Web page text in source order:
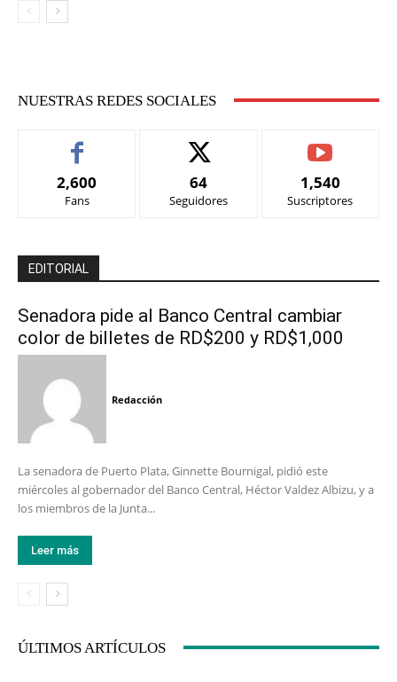
NUESTRAS REDES SOCIALES
2,600
Fans
64
Seguidores
1,540
Suscriptores
EDITORIAL
Senadora pide al Banco Central cambiar
color de billetes de RD$200 y RD$1,000
Redacción
La senadora de Puerto Plata, Ginnette Bournigal, pidió este
miércoles al gobernador del Banco Central, Héctor Valdez Albizu, y a
los miembros de la Junta...
Leer más
ÚLTIMOS ARTÍCULOS